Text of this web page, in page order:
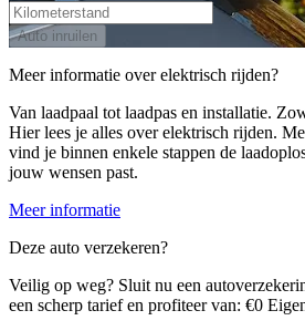
Auto inruilen
Meer informatie over elektrisch rijden?
Van laadpaal tot laadpas en installatie.
Hier lees je alles over elektrisch rijden.
vind je binnen enkele stappen de
jouw wensen past.
Meer informatie
Deze auto verzekeren?
Veilig op weg? Sluit nu een
een scherp tarief en profiteer van: €0